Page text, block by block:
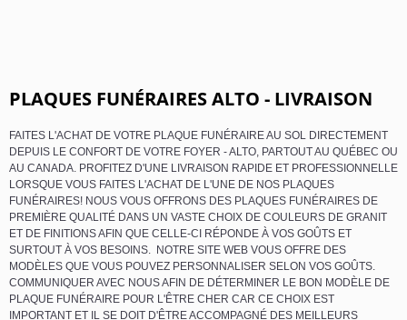
PLAQUES FUNÉRAIRES ALTO - LIVRAISON
FAITES L'ACHAT DE VOTRE PLAQUE FUNÉRAIRE AU SOL DIRECTEMENT
DEPUIS LE CONFORT DE VOTRE FOYER - ALTO, PARTOUT AU QUÉBEC OU
AU CANADA. PROFITEZ D'UNE LIVRAISON RAPIDE ET PROFESSIONNELLE
LORSQUE VOUS FAITES L'ACHAT DE L'UNE DE NOS PLAQUES
FUNÉRAIRES! NOUS VOUS OFFRONS DES PLAQUES FUNÉRAIRES DE
PREMIÈRE QUALITÉ DANS UN VASTE CHOIX DE COULEURS DE GRANIT
ET DE FINITIONS AFIN QUE CELLE-CI RÉPONDE À VOS GOÛTS ET
SURTOUT À VOS BESOINS. NOTRE SITE WEB VOUS OFFRE DES
MODÈLES QUE VOUS POUVEZ PERSONNALISER SELON VOS GOÛTS.
COMMUNIQUER AVEC NOUS AFIN DE DÉTERMINER LE BON MODÈLE DE
PLAQUE FUNÉRAIRE POUR L'ÊTRE CHER CAR CE CHOIX EST
IMPORTANT ET IL SE DOIT D'ÊTRE ACCOMPAGNÉ DES MEILLEURS